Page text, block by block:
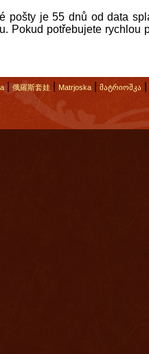
pošty je 55 dnů od data
Pokud potřebujete rychlou
|俄羅斯套娃 Matrjoska მატრიოშკა